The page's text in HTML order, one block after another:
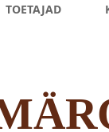
TOETAJAD